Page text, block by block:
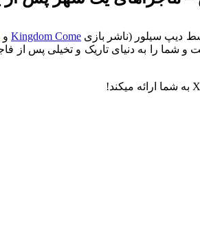
Kingdom Comeو